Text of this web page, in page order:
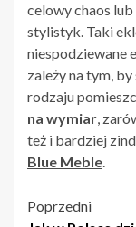
celowy chaos
stylistyk. Taki
niespodziewane
zależy na tym,
rodzaju
na wymiar,
też i bardziej
Blue Meble.
Poprzedni